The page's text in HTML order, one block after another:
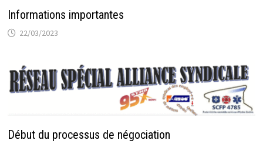
Informations importantes
22/03/2023
Début du processus de négociation